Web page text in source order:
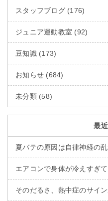
スタッフブログ (176)
ジュニア運動教室 (92)
豆知識 (173)
お知らせ (684)
未分類 (58)
最
夏バテの原因は自律神経の
エアコンで身体が冷えすぎ
そのだるさ、熱中症のサイ